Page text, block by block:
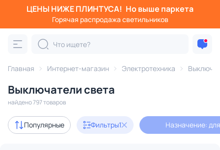
ЦЕНЫ НИЖЕ ПЛИНТУСА! Но выше паркета
Горячая распродажа светильников
Главная Интернет-магазин Электротехника
Выключатели света
найдено 797 товаров
Популярные Фильтры1 Назначение:
Фильтры
Категория:
диммеры
В наличии 638